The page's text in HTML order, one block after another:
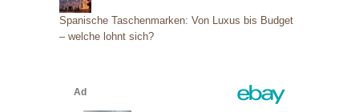
g
Spanische Taschenmarken: Von Luxus bis Budget
– welche lohnt sich?